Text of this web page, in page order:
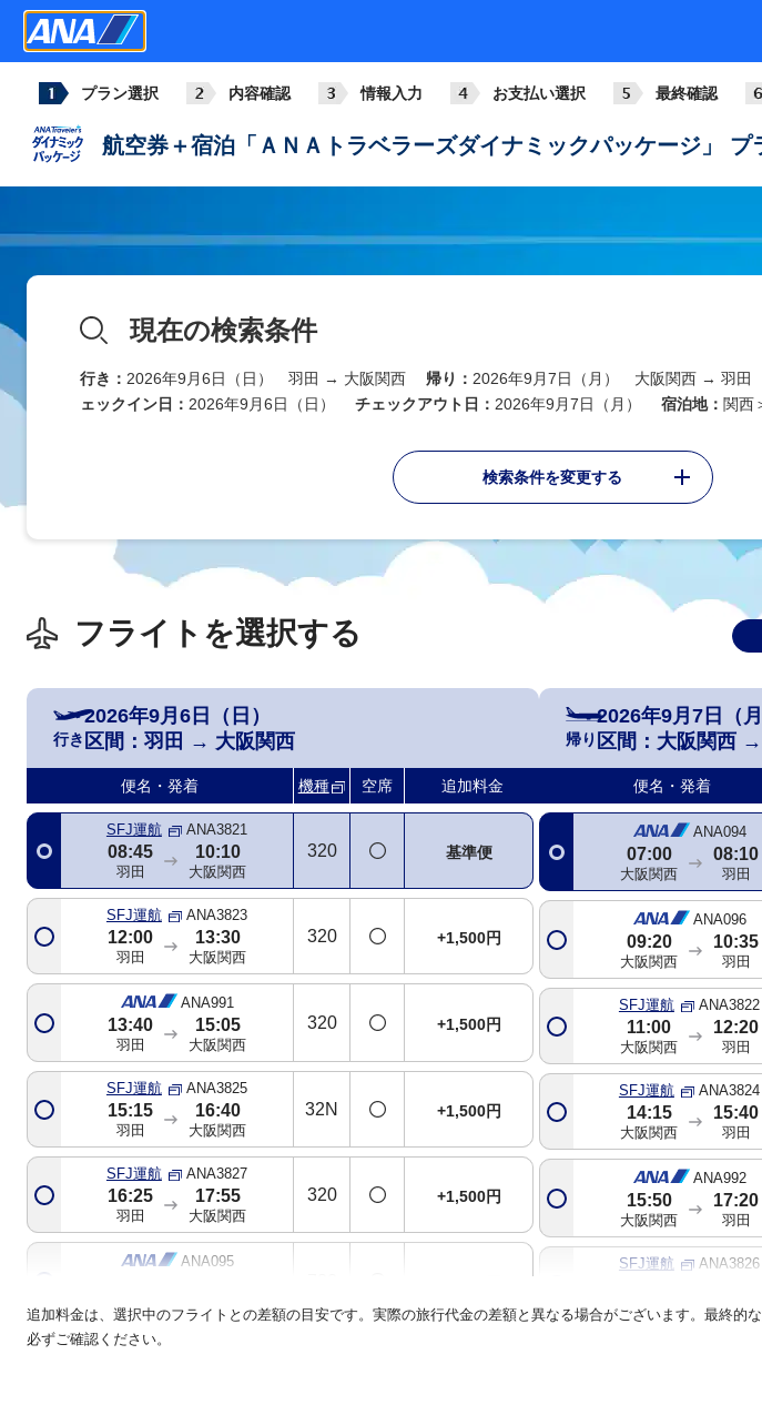
プラン選択 内容確認 情報入力 お支払い選択 最終確認
航空券＋宿泊「ＡＮＡトラベラーズダイナミックパッケージ」 プ
現在の検索条件
行き： 2026年9月6日（日） 羽田 → 大阪関西 帰り： 2026年9月7日（月） 大阪関西 → 羽田
ェックイン日： 2026年9月6日（日） チェックアウト日： 2026年9月7日（月） 宿泊地： 関西
検索条件を変更する
フライトを選択する
行き
2026年9月6日（日）
区間： 羽田 → 大阪関西
便名・発着 機種 空席 追加料金
ANA093
07:25
羽田
08:40
大阪関西
763 基準便
SFJ運航 ANA3821
08:45
羽田
10:10
大阪関西
320 基準便
SFJ運航 ANA3823
12:00
羽田
13:30
大阪関西
320 +1,500円
ANA991
13:40
羽田
15:05
大阪関西
320 +1,500円
SFJ運航 ANA3825
15:15
羽田
16:40
大阪関西
32N +1,500円
SFJ運航 ANA3827
16:25
羽田
17:55
大阪関西
320 +1,500円
ANA095
羽田
帰り
2026年9月7日（月
区間： 大阪関西 →
便名・発着
ANA990
06:45
大阪関西
07:55
ANA094
07:00
大阪関西
08:10
羽田
ANA096
09:20
大阪関西
10:35
羽田
SFJ運航 ANA3822
11:00
大阪関西
12:20
羽田
SFJ運航 ANA3824
14:15
大阪関西
15:40
羽田
ANA992
15:50
大阪関西
17:20
羽田
SFJ運航 ANA3826
大阪関西 羽田
追加料金は、選択中のフライトとの差額の目安です。実際の旅行代金の差額と異なる場合がございます。最終的
必ずご確認ください。